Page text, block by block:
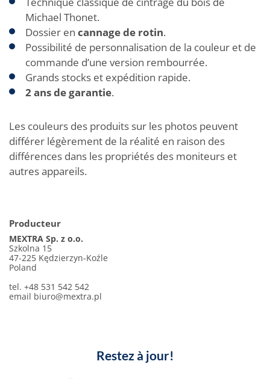
Michael Thonet.
Dossier en cannage de rotin.
Possibilité de personnalisation de la couleur et de
commande d’une version rembourrée.
Grands stocks et expédition rapide.
2 ans de garantie.
Les couleurs des produits sur les photos peuvent
différer légèrement de la réalité en raison des
différences dans les propriétés des moniteurs et
autres appareils.
Producteur
MEXTRA Sp. z o.o.
Szkolna 15
47-225 Kędzierzyn-Koźle
Poland
tel. +48 531 542 542
email biuro@mextra.pl
Restez à jour!